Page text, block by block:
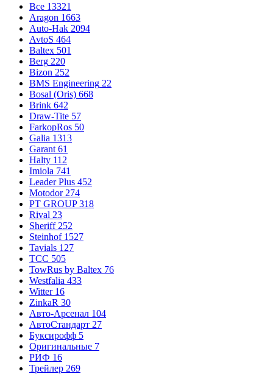
Все 13321
Aragon 1663
Auto-Hak 2094
AvtoS 464
Baltex 501
Berg 220
Bizon 252
BMS Engineering 22
Bosal (Oris) 668
Brink 642
Draw-Tite 57
FarkopRos 50
Galia 1313
Garant 61
Halty 112
Imiola 741
Leader Plus 452
Motodor 274
PT GROUP 318
Rival 23
Sheriff 252
Steinhof 1527
Tavials 127
TCC 505
TowRus by Baltex 76
Westfalia 433
Witter 16
ZinkaR 30
Авто-Арсенал 104
АвтоСтандарт 27
Буксирофф 5
Оригинальные 7
РИФ 16
Трейлер 269